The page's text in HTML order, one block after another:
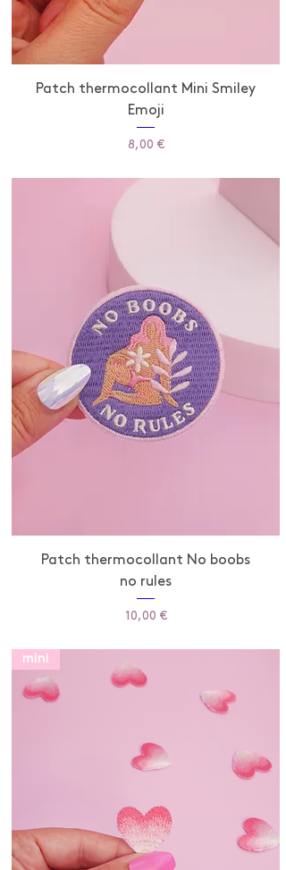
Patch thermocollant Mini Smiley
Emoji
Prix
8,00 €
Patch thermocollant No boobs
no rules
Prix
10,00 €
mini